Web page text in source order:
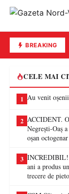
BREAKING
CELE MAI
1 Au venit
2 ACCIDENT.
Negrești-Oaș
oșan octogenar
3
ani a produs
trecere de